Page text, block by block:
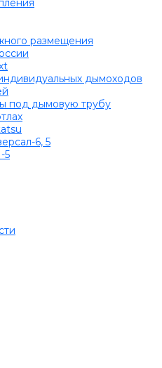
размещения
дымоходов
под дымовую трубу
6, 5
5